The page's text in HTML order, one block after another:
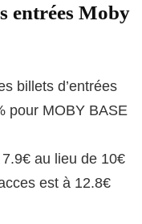
entrées Moby
billets d’entrées
pour MOBY BASE
au lieu de 10€
est à 12.8€